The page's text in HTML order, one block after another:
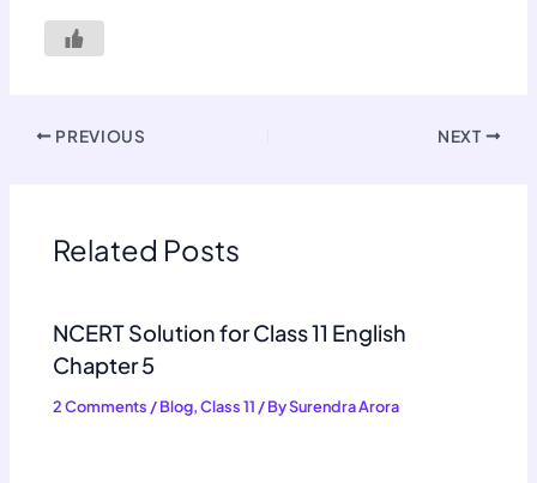
PREVIOUS NEXT
Related Posts
NCERT Solution for Class 11 English
Chapter 5
2 Comments /Blog,Class 11 / BySurendra Arora